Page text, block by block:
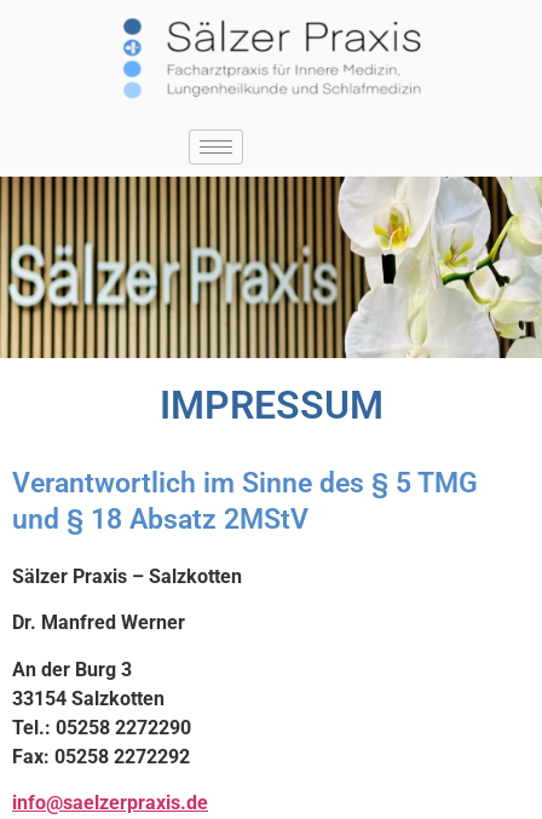
IMPRESSUM
Verantwortlich im Sinne des § 5 TMG
und § 18 Absatz 2MStV
Sälzer Praxis – Salzkotten
Dr. Manfred Werner
An der Burg 3
33154 Salzkotten
Tel.: 05258 2272290
Fax: 05258 2272292
info@saelzerpraxis.de